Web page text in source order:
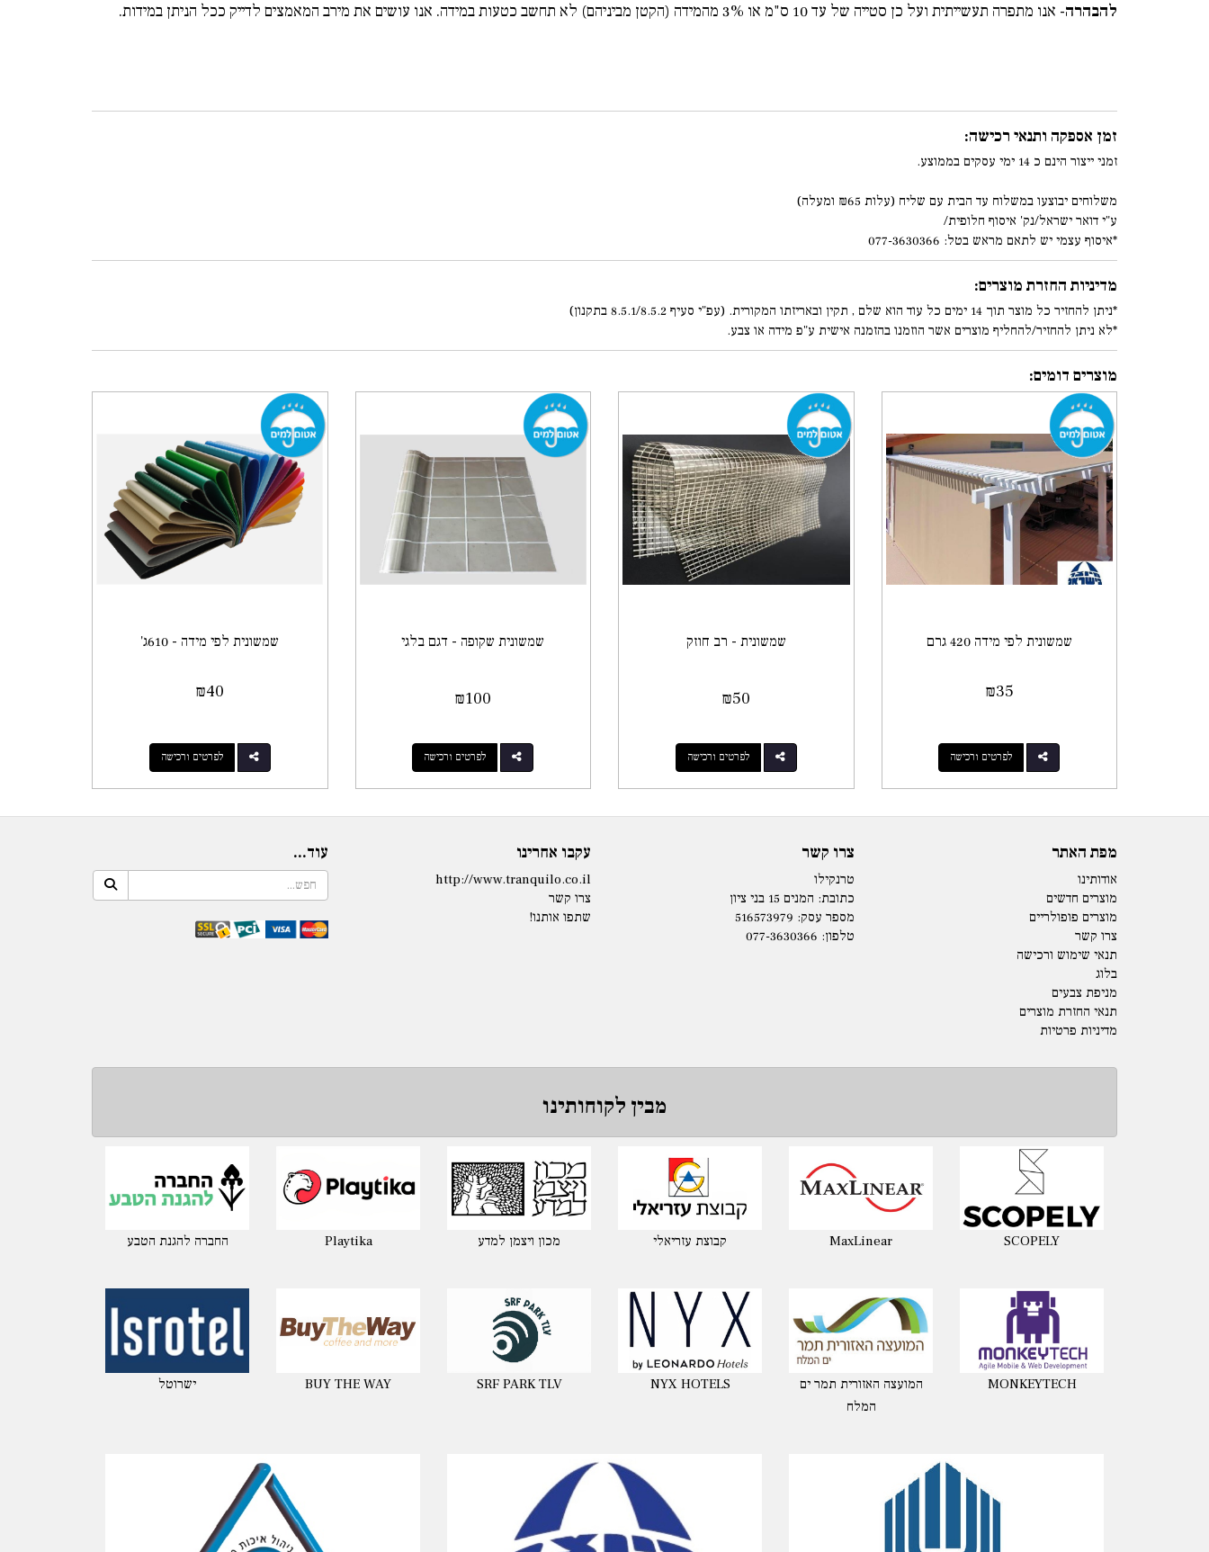
להבהרה- אנו מתפרה תעשייתית ועל כן סטייה של עד 10 ס"מ או 3% מהמידה (הקטן מביניהם) לא תחשב כטעות במידה. אנו עושים את מירב המאמצים לדייק ככל הניתן במידות.
זמן אספקה ותנאי רכישה:
זמני ייצור הינם כ 14 ימי עסקים בממוצע.
משלוחים יבוצעו במשלוח עד הבית עם שליח (עלות ₪65 ומעלה)
ע"י דואר ישראל/נק' איסוף חלופית/
*איסוף עצמי יש לתאם מראש בטל: 077-3630366
מדיניות החזרת מוצרים:
*ניתן להחזיר כל מוצר תוך 14 ימים כל עוד הוא שלם , תקין ובאריזתו המקורית. (עפ"י סעיף 8.5.1/8.5.2 בתקנון)
*לא ניתן להחזיר/להחליף מוצרים אשר הוזמנו בהזמנה אישית ע"פ מידה או צבע.
מוצרים דומים:
שמשונית לפי מידה 420 גרם
₪35
לפרטים ורכישה
שמשונית - רב חוזק
₪50
לפרטים ורכישה
שמשונית שקופה - דגם בלגי
₪100
לפרטים ורכישה
שמשונית לפי מידה - 610ג'
₪40
לפרטים ורכישה
מפת האתר
אודותינו
מוצרים חדשים
מוצרים פופולריים
צרו קשר
תנאי שימוש ורכישה
בלוג
מניפת צבעים
תנאי החזרת מוצרים
מדיניות פרטיות
צרו קשר
טרנקילו
כתובת: המנים 15 בני ציון
מספר עסק: 516573979
טלפון: 077-3630366
עקבו אחרינו
http://www.tranquilo.co.il
צרו קשר
שתפו אותנו!
עוד...
מבין לקוחותינו
החברה להגנת הטבע Playtika מכון ויצמן למדע קבוצת עזריאלי MaxLinear SCOPELY
ישרוטל BUY THE WAY SRF PARK TLV NYX HOTELS
המועצה האזורית תמר ים
המלח
MONKEYTECH